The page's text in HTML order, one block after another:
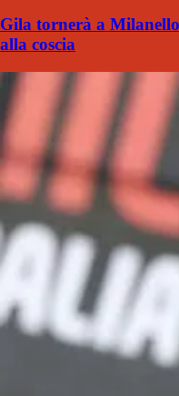
Gila tornerà a
alla coscia